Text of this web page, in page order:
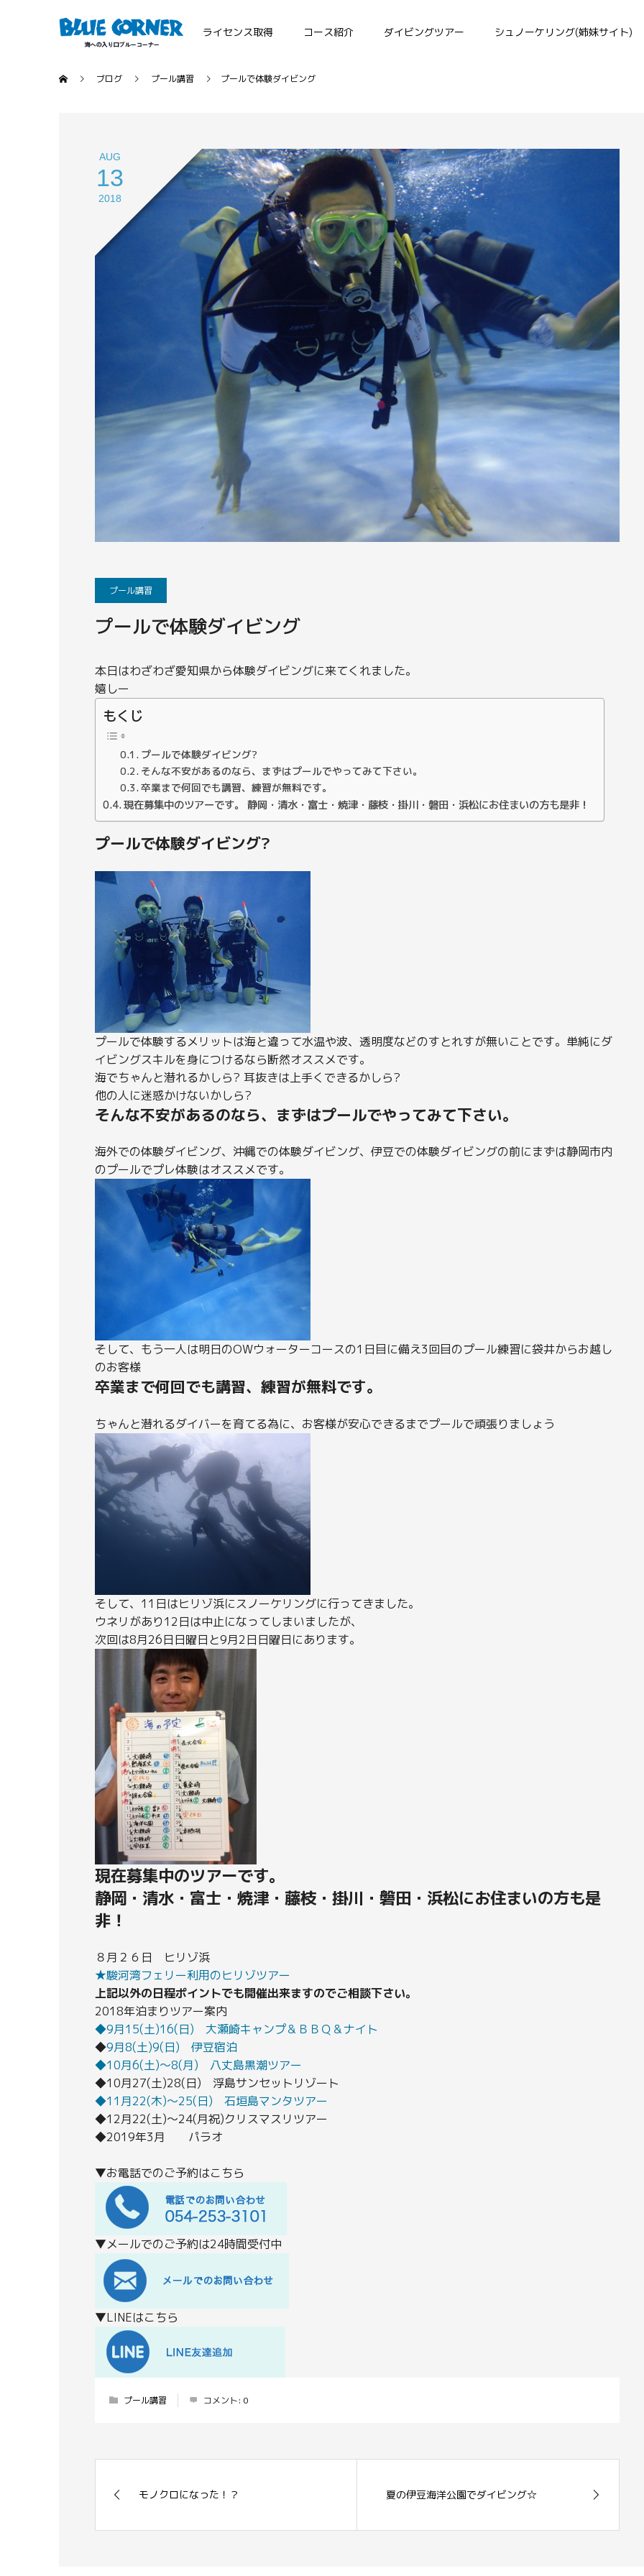
ライセンス取得 コース紹介 ダイビングツアー シュノーケリング(姉妹サイト)
ブログ プール講習 プールで体験ダイビング
AUG
13
2018
プール講習
プールで体験ダイビング
本日はわざわざ愛知県から体験ダイビングに来てくれました。
嬉しー
もくじ
プールで体験ダイビング?
そんな不安があるのなら、まずはプールでやってみて下さい。
卒業まで何回でも講習、練習が無料です。
現在募集中のツアーです。 静岡・清水・富士・焼津・藤枝・掛川・磐田・浜松にお住まいの方も是非！
プールで体験ダイビング?
プールで体験するメリットは海と違って水温や波、透明度などのすとれすが無いことです。単純にダ
イビングスキルを身につけるなら断然オススメです。
海でちゃんと潜れるかしら? 耳抜きは上手くできるかしら?
他の人に迷惑かけないかしら?
そんな不安があるのなら、まずはプールでやってみて下さい。
海外での体験ダイビング、沖縄での体験ダイビング、伊豆での体験ダイビングの前にまずは静岡市内
のプールでプレ体験はオススメです。
そして、もう一人は明日のOWウォーターコースの1日目に備え3回目のプール練習に袋井からお越し
のお客様
卒業まで何回でも講習、練習が無料です。
ちゃんと潜れるダイバーを育てる為に、お客様が安心できるまでプールで頑張りましょう
そして、11日はヒリゾ浜にスノーケリングに行ってきました。
ウネリがあり12日は中止になってしまいましたが、
次回は8月26日日曜日と9月2日日曜日にあります。
現在募集中のツアーです。
静岡・清水・富士・焼津・藤枝・掛川・磐田・浜松にお住まいの方も是
非！
８月２６日 ヒリゾ浜
★駿河湾フェリー利用のヒリゾツアー
上記以外の日程ポイントでも開催出来ますのでご相談下さい。
2018年泊まりツアー案内
◆9月15(土)16(日) 大瀬崎キャンプ＆ＢＢＱ＆ナイト
◆9月8(土)9(日) 伊豆宿泊
◆10月6(土)～8(月) 八丈島黒潮ツアー
◆10月27(土)28(日) 浮島サンセットリゾート
◆11月22(木)～25(日) 石垣島マンタツアー
◆12月22(土)～24(月祝)クリスマスリツアー
◆2019年3月 パラオ
▼お電話でのご予約はこちら
▼メールでのご予約は24時間受付中
▼LINEはこちら
プール講習 コメント: 0
モノクロになった！？ 夏の伊豆海洋公園でダイビング☆